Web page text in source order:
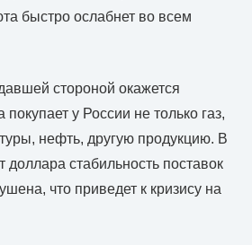
быстро ослабнет во всем
стороной окажется
у России не только газ,
нефть, другую продукцию. В
доллара стабильность поставок
что приведет к кризису на